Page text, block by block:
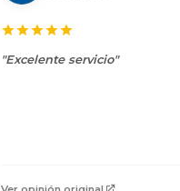
"Excelente servicio"